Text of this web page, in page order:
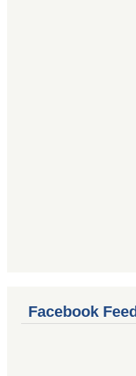
Facebook Feed